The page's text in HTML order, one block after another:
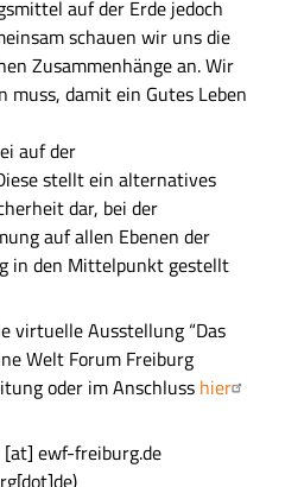
auf der Erde jedoch
schauen wir uns die
Zusammenhänge an. Wir
muss, damit ein Gutes Leben
auf der
stellt ein alternatives
dar, bei der
auf allen Ebenen der
in den Mittelpunkt gestellt
virtuelle Ausstellung “Das
Welt Forum Freiburg
oder im Anschlusshier
[at] ewf-freiburg.de